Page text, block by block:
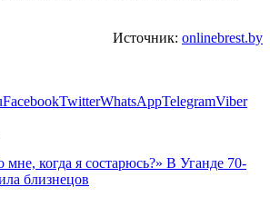
Источник: onlinebrest.by
FacebookTwitterWhatsAppTelegramViber
мне, когда я состарюсь?» В Уганде 70-
близнецов